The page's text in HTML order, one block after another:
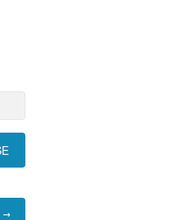
→